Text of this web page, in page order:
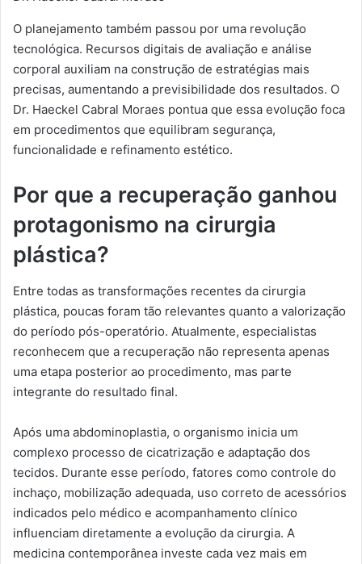
O planejamento também passou por uma revolução
tecnológica. Recursos digitais de avaliação e análise
corporal auxiliam na construção de estratégias mais
precisas, aumentando a previsibilidade dos resultados. O
Dr. Haeckel Cabral Moraes pontua que essa evolução foca
em procedimentos que equilibram segurança,
funcionalidade e refinamento estético.
Por que a recuperação ganhou
protagonismo na cirurgia
plástica?
Entre todas as transformações recentes da cirurgia
plástica, poucas foram tão relevantes quanto a valorização
do período pós-operatório. Atualmente, especialistas
reconhecem que a recuperação não representa apenas
uma etapa posterior ao procedimento, mas parte
integrante do resultado final.
Após uma abdominoplastia, o organismo inicia um
complexo processo de cicatrização e adaptação dos
tecidos. Durante esse período, fatores como controle do
inchaço, mobilização adequada, uso correto de acessórios
indicados pelo médico e acompanhamento clínico
influenciam diretamente a evolução da cirurgia. A
medicina contemporânea investe cada vez mais em